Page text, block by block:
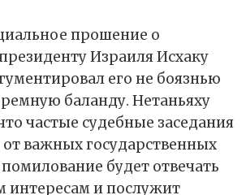
прошение о
Израиля Исхаку
его не боязнью
баланду. Нетаньяху
частые судебные заседания
от важных государственных
будет отвечать
интересам и послужит